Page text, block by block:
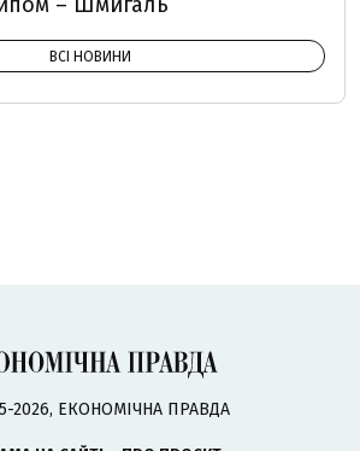
ВСІ НОВИНИ
2026, ЕКОНОМІЧНА ПРАВДА